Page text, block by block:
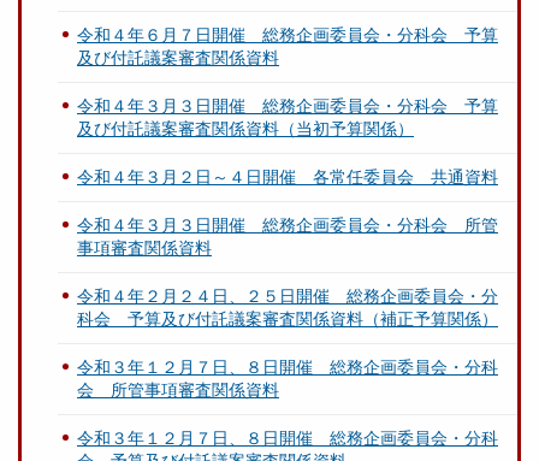
令和４年６月７日開催 総務企画委員会・分科会 予算
及び付託議案審査関係資料
令和４年３月３日開催 総務企画委員会・分科会 予算
及び付託議案審査関係資料（当初予算関係）
令和４年３月２日～４日開催 各常任委員会 共通資料
令和４年３月３日開催 総務企画委員会・分科会 所管
事項審査関係資料
令和４年２月２４日、２５日開催 総務企画委員会・分
科会 予算及び付託議案審査関係資料（補正予算関係）
令和３年１２月７日、８日開催 総務企画委員会・分科
会 所管事項審査関係資料
令和３年１２月７日、８日開催 総務企画委員会・分科